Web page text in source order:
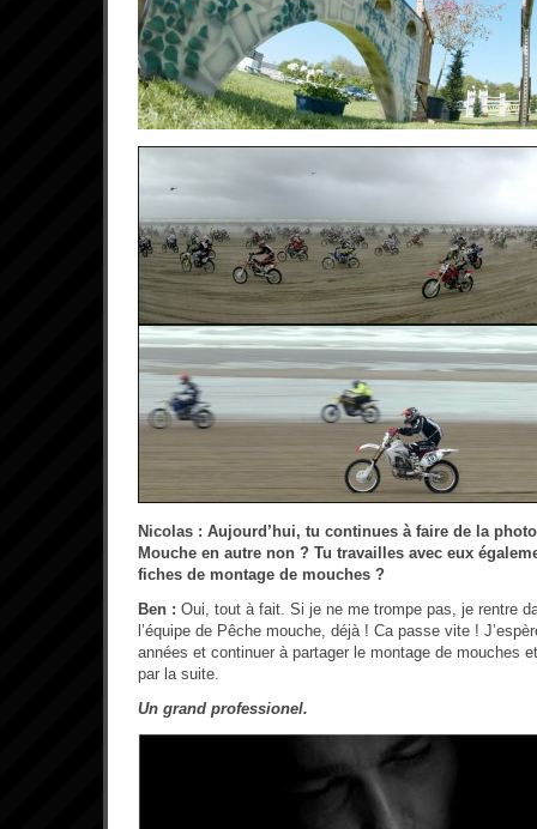
Nicolas : Aujourd’hui, tu continues à faire de la
Mouche en autre non ? Tu travailles avec eux
fiches de montage de mouches ?
Ben : Oui, tout à fait. Si je ne me trompe pas, je rentre
l’équipe de Pêche mouche, déjà ! Ca passe vite !
années et continuer à partager le montage de mouches
par la suite.
Un grand professionel.